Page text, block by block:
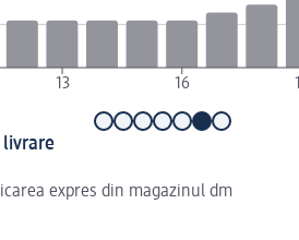
13 16
livrare
expres din magazinul dm